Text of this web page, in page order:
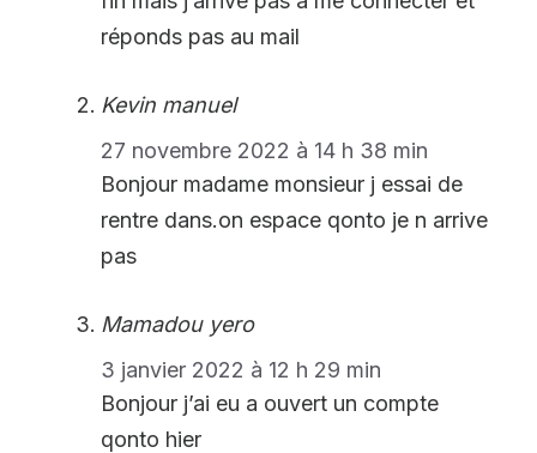
réponds pas au mail
Kevin manuel
27 novembre 2022 à 14 h 38 min
Bonjour madame monsieur j essai de
rentre dans.on espace qonto je n arrive
pas
Mamadou yero
3 janvier 2022 à 12 h 29 min
Bonjour j’ai eu a ouvert un compte
qonto hier